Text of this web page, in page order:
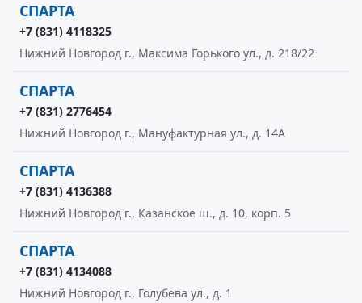
СПАРТА
+7 (831) 4118325
Нижний Новгород г., Максима Горького ул., д. 218/22
СПАРТА
+7 (831) 2776454
Нижний Новгород г., Мануфактурная ул., д. 14А
СПАРТА
+7 (831) 4136388
Нижний Новгород г., Казанское ш., д. 10, корп. 5
СПАРТА
+7 (831) 4134088
Нижний Новгород г., Голубева ул., д. 1